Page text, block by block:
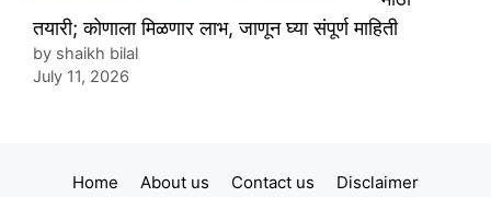
तयारी; कोणाला मिळणार लाभ, जाणून घ्या संपूर्ण माहिती
by shaikh bilal
July 11, 2026
Home About us Contact us Disclaimer